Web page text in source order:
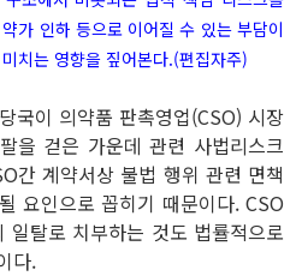
가 인하 등으로 이어질 수 있는 부담이
치는 영향을 짚어본다.(편집자주)
국이 의약품 판촉영업(CSO) 시장
을 걷은 가운데 관련 사법리스크
간 계약서상 불법 행위 관련 면책
요인으로 꼽히기 때문이다. CSO
일탈로 치부하는 것도 법률적으로
다.